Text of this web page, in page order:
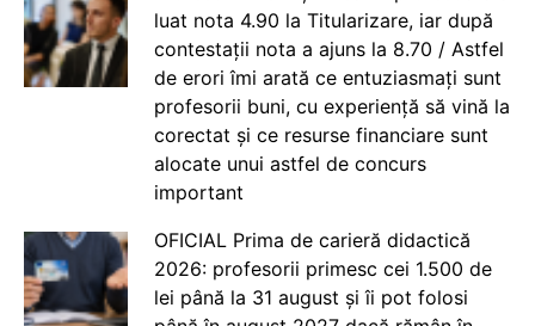
luat nota 4.90 la Titularizare, iar după
contestații nota a ajuns la 8.70 / Astfel
de erori îmi arată ce entuziasmați sunt
profesorii buni, cu experiență să vină la
corectat și ce resurse financiare sunt
alocate unui astfel de concurs
important
OFICIAL Prima de carieră didactică
2026: profesorii primesc cei 1.500 de
lei până la 31 august și îi pot folosi